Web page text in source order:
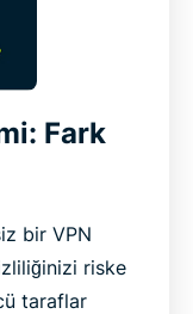
Fark
bir VPN
riske
taraflar